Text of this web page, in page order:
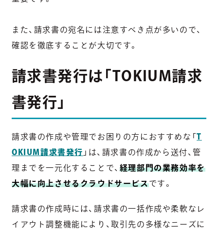
また、請求書の宛名には注意すべき点が多いので、
確認を徹底することが大切です。
請求書発行は「TOKIUM請求
書発行」
請求書の作成や管理でお困りの方におすすめな「T
OKIUM請求書発行 」は、請求書の作成から送付、管
理までを一元化することで、 経理部門の業務効率を
大幅に向上させるクラウドサービスです。
請求書の作成時には、請求書の一括作成や柔軟なレ
イアウト調整機能により、取引先の多様なニーズに